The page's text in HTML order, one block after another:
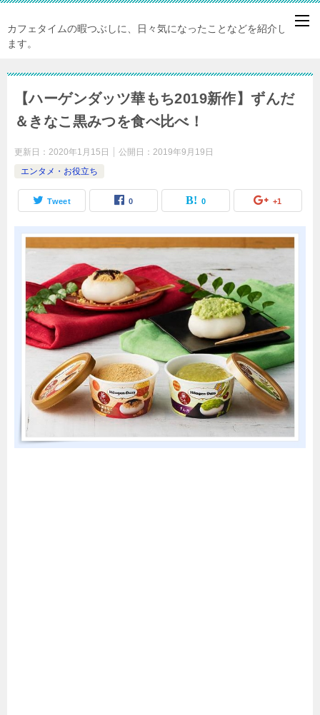
カフェタイムの暇つぶしに、日々気になったことなどを紹介してい
ます。
【ハーゲンダッツ華もち2019新作】ずんだ
＆きなこ黒みつを食べ比べ！
更新日： 2020年1月15日 公開日： 2019年9月19日
エンタメ・お役立ち
Tweet 0 0 +1